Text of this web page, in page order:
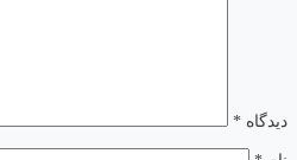
دیدگاه *